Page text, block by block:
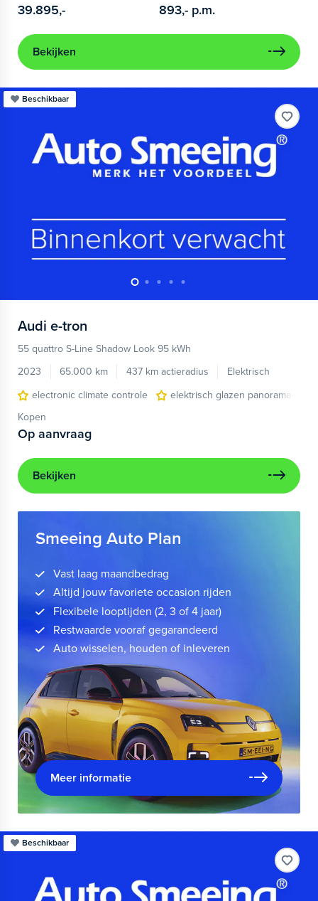
39.895,- 893,- p.m.
Bekijken
Beschikbaar
Audi e-tron
55 quattro S-Line Shadow Look 95 kWh
2023
65.000 km 437 km actieradius
Elektrisch
electronic climate controle
elektrisch glazen panorama-dak
Kopen
Op aanvraag
Bekijken
Smeeing Auto Plan
Vast laag maandbedrag
Altijd jouw favoriete occasion rijden
Flexibele looptijden (2, 3 of 4 jaar)
Restwaarde vooraf gegarandeerd
Auto wisselen, houden of inleveren
Meer informatie
Beschikbaar